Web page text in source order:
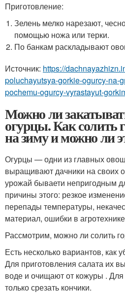
Приготовление:
Зелень мелко нарезают,
помощью ножа или терки.
По банкам раскладывают
Источник: https://
poluchayutsya-gorkie-ogurcy-na-
pochemu-ogurcy-vyrastayut-
Можно ли
огурцы. Как солить
на зиму и можно ли
Огурцы — одни из главных
выращивают дачники на своих
урожай бываети непригодным
причины этого: резкое
перепады температуры,
материал, ошибки в
Рассмотрим, можно ли солить
Есть несколько вариантов, как
Для приготовления салата их
воде и очищают от кожуры . Для
только срезать кончики.